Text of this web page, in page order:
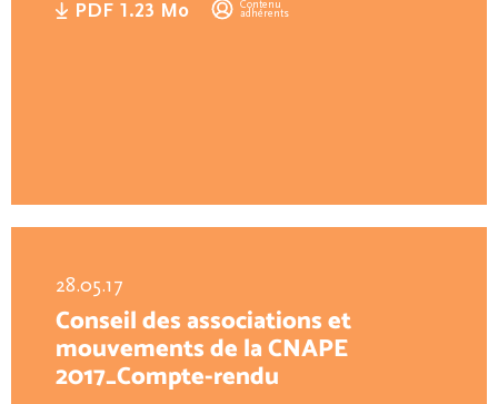
PDF 1.23 Mo Contenu
adhérents
28.05.17
Conseil des associations et
mouvements de la CNAPE
2017_Compte-rendu